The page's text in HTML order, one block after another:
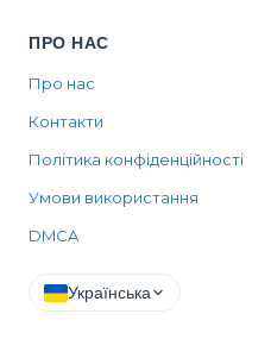
ПРО НАС
Про нас
Контакти
Політика конфіденційності
Умови використання
DMCA
Українська